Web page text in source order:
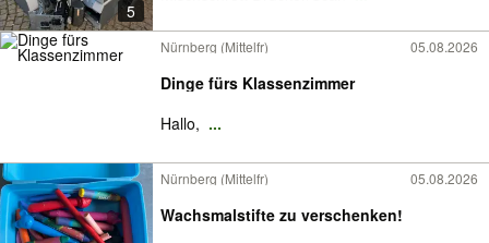
5
Nürnberg (Mittelfr) 05.08.2026
Dinge fürs Klassenzimmer
Hallo, ...
Nürnberg (Mittelfr) 05.08.2026
Wachsmalstifte zu verschenken!